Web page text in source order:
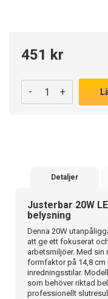
451 kr
- +
Detaljer
Justerbar 20W
belysning
Denna 20W
att ge ett fokuserat
arbetsmiljöer. Med sin
formfaktor på 14,8 cm
inredningsstilar.
som behöver riktad
professionellt